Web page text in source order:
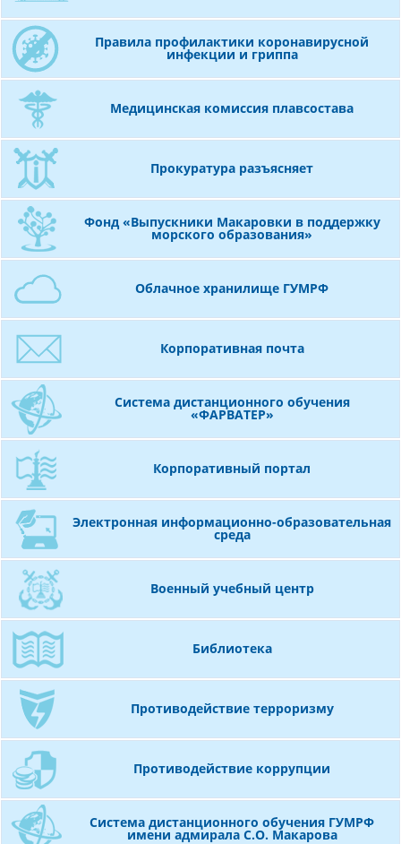
речного флота
Состоялось заключительное в текущем
учебном году заседание Ученого совета
Двигайтесь к большим целям и ярким
Правила профилактики коронавирусной
инфекции и гриппа
Медицинская комиссия плавсостава
Прокуратура разъясняет
Фонд «Выпускники Макаровки в поддержку
морского образования»
Облачное хранилище ГУМРФ
Корпоративная почта
Система дистанционного обучения
«ФАРВАТЕР»
Корпоративный портал
Электронная информационно-образовательная
среда
Военный учебный центр
Библиотека
Противодействие терроризму
Противодействие коррупции
Система дистанционного обучения ГУМРФ
имени адмирала С.О. Макарова